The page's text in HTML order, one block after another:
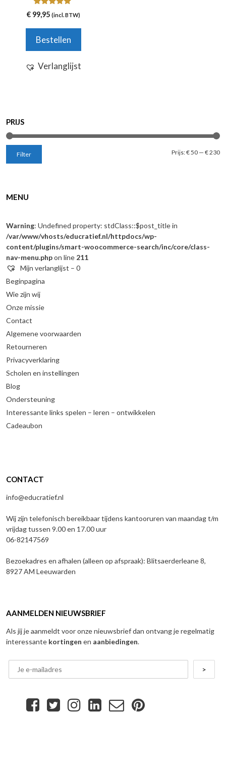
5.00
van 5
€99,95 (incl. BTW)
Bestellen
Verlanglijst
PRIJS
Filter Prijs:€ 50 — € 230
MENU
Warning: Undefined property: stdClass::$post_title in
/var/www/vhosts/educratief.nl/httpdocs/wp-
content/plugins/smart-woocommerce-search/inc/core/class-
nav-menu.phpon line 211
Mijn verlanglijst – 0
Beginpagina
Wie zijn wij
Onze missie
Contact
Algemene voorwaarden
Retourneren
Privacyverklaring
Scholen en instellingen
Blog
Ondersteuning
Interessante links spelen – leren – ontwikkelen
Cadeaubon
CONTACT
info@educratief.nl
Wij zijn telefonisch bereikbaar tijdens kantooruren van maandag t/m
vrijdag tussen 9.00 en 17.00 uur
06-82147569
Bezoekadres en afhalen (alleen op afspraak): Blitsaerderleane 8,
8927 AM Leeuwarden
AANMELDEN NIEUWSBRIEF
Als jij je aanmeldt voor onze nieuwsbrief dan ontvang je regelmatig
interessante kortingen en aanbiedingen.